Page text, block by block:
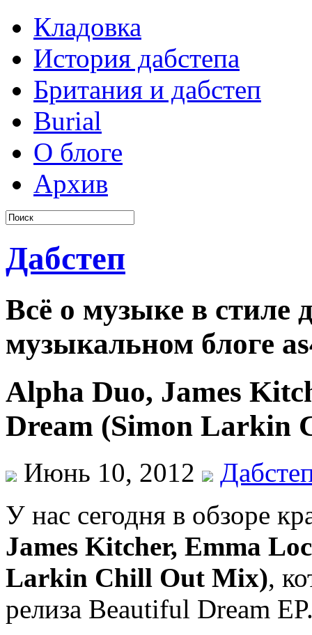
Кладовка
История дабстепа
Британия и дабстеп
Burial
О блоге
Архив
Дабстеп
Всё о музыке в стиле
музыкальном блоге
Alpha Duo, James
Dream (Simon Larkin
Июнь 10, 2012
У нас сегодня в обзоре
James Kitcher, Emma
Larkin Chill Out Mix),
релиза Beautiful Dream